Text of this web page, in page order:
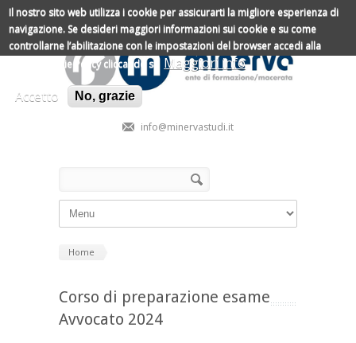
Il nostro sito web utilizza i cookie per assicurarti la migliore esperienza di
navigazione. Se desideri maggiori informazioni sui cookie e su come
controllarne l’abilitazione con le impostazioni del browser accedi alla
nostra Cookie Policy cliccando su
Maggiori info
Accetto
No, grazie
Salta al contenuto principale
info@minervastudi.it
Home
Corso di preparazione esame
Avvocato 2024